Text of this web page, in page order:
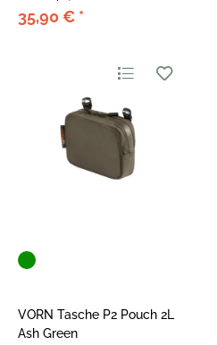
35,90 € *
VORN Tasche P2 Pouch 2L
Ash Green